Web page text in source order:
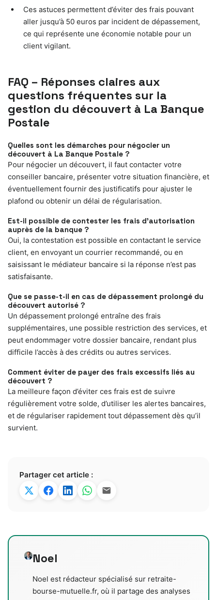
Ces astuces permettent d’éviter des frais pouvant
aller jusqu’à 50 euros par incident de dépassement,
ce qui représente une économie notable pour un
client vigilant.
FAQ – Réponses claires aux
questions fréquentes sur la
gestion du découvert à La Banque
Postale
Quelles sont les démarches pour négocier un
découvert à La Banque Postale ?
Pour négocier un découvert, il faut contacter votre
conseiller bancaire, présenter votre situation financière, et
éventuellement fournir des justificatifs pour ajuster le
plafond ou obtenir un délai de régularisation.
Est-il possible de contester les frais d’autorisation
auprès de la banque ?
Oui, la contestation est possible en contactant le service
client, en envoyant un courrier recommandé, ou en
saisissant le médiateur bancaire si la réponse n’est pas
satisfaisante.
Que se passe-t-il en cas de dépassement prolongé du
découvert autorisé ?
Un dépassement prolongé entraîne des frais
supplémentaires, une possible restriction des services, et
peut endommager votre dossier bancaire, rendant plus
difficile l’accès à des crédits ou autres services.
Comment éviter de payer des frais excessifs liés au
découvert ?
La meilleure façon d’éviter ces frais est de suivre
régulièrement votre solde, d’utiliser les alertes bancaires,
et de régulariser rapidement tout dépassement dès qu’il
survient.
Partager cet article :
Noel
Noel est rédacteur spécialisé sur retraite-
bourse-mutuelle.fr, où il partage des analyses